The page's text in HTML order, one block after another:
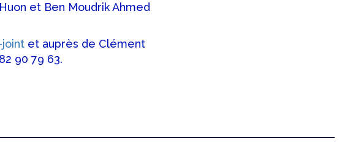
et Ben Moudrik Ahmed
et auprès de Clément
90 79 63.